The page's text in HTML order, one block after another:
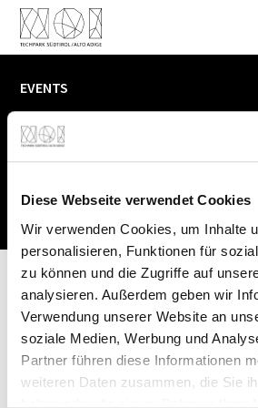
Diese Webseite verwendet Cookies
Wir verwenden Cookies, um Inhalte
personalisieren, Funktionen für
zu können und die Zugriffe auf
analysieren. Außerdem geben wir
Verwendung unserer Website an
soziale Medien, Werbung und
Partner führen diese Informationen
weiteren Daten zusammen, die Sie
EVENTS
Bei uns ist
Finde, was
interessiert!
Filter (1)
Alle bereits stattgefundenen